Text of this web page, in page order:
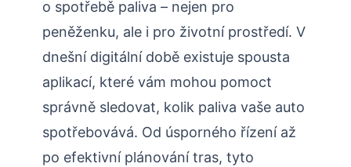
o spotřebě paliva – nejen pro
peněženku, ale i pro životní prostředí. V
dnešní digitální době existuje spousta
aplikací, které vám mohou pomoct
správně sledovat, kolik paliva vaše auto
spotřebovává. Od úsporného řízení až
po efektivní plánování tras, tyto